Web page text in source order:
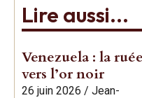
Lire aussi...
Venezuela : la ruée
vers l’or noir
26 juin 2026 / Jean-